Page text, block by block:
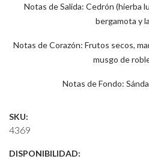
Notas de Salida: Cedrón (hierba
bergamota y
Notas de Corazón: Frutos secos,
musgo de
Notas de Fondo:
SKU:
4369
DISPONIBILIDAD: